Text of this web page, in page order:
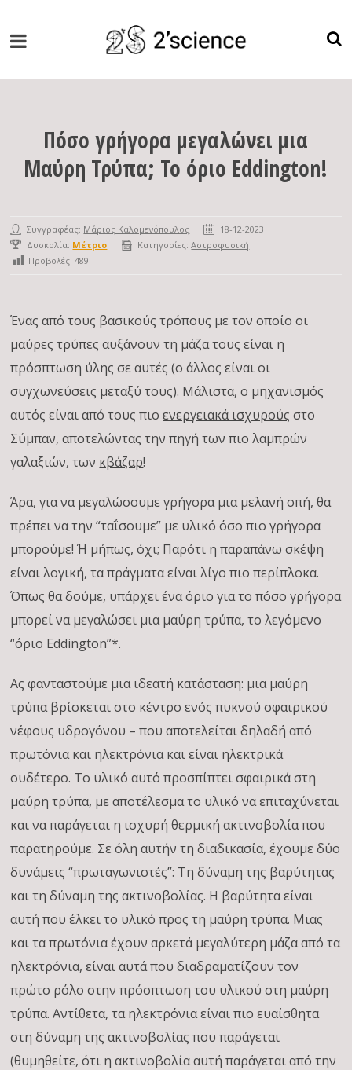
Πόσο γρήγορα μεγαλώνει μια
Μαύρη Τρύπα; Το όριο Eddington!
Συγγραφέας: Μάριος Καλομενόπουλος
18-12-2023
Δυσκολία: Μέτριο Κατηγορίες:Αστροφυσική
Προβολές: 489
Ένας από τους βασικούς τρόπους με τον οποίο οι
μαύρες τρύπες αυξάνουν τη μάζα τους είναι η
πρόσπτωση ύλης σε αυτές (ο άλλος είναι οι
συγχωνεύσεις μεταξύ τους). Μάλιστα, ο μηχανισμός
αυτός είναι από τους πιοενεργειακά ισχυρούς στο
Σύμπαν, αποτελώντας την πηγή των πιο λαμπρών
γαλαξιών, των κβάζαρ!
Άρα, για να μεγαλώσουμε γρήγορα μια μελανή οπή, θα
πρέπει να την “ταΐσουμε” με υλικό όσο πιο γρήγορα
μπορούμε! Ή μήπως, όχι; Παρότι η παραπάνω σκέψη
είναι λογική, τα πράγματα είναι λίγο πιο περίπλοκα.
Όπως θα δούμε, υπάρχει ένα όριο για το πόσο γρήγορα
μπορεί να μεγαλώσει μια μαύρη τρύπα, το λεγόμενο
“όριο Eddington”*.
Ας φανταστούμε μια ιδεατή κατάσταση: μια μαύρη
τρύπα βρίσκεται στο κέντρο ενός πυκνού σφαιρικού
νέφους υδρογόνου – που αποτελείται δηλαδή από
πρωτόνια και ηλεκτρόνια και είναι ηλεκτρικά
ουδέτερο. Το υλικό αυτό προσπίπτει σφαιρικά στη
μαύρη τρύπα, με αποτέλεσμα το υλικό να επιταχύνεται
και να παράγεται η ισχυρή θερμική ακτινοβολία που
παρατηρούμε. Σε όλη αυτήν τη διαδικασία, έχουμε δύο
δυνάμεις “πρωταγωνιστές”: Τη δύναμη της βαρύτητας
και τη δύναμη της ακτινοβολίας. Η βαρύτητα είναι
αυτή που έλκει το υλικό προς τη μαύρη τρύπα. Μιας
και τα πρωτόνια έχουν αρκετά μεγαλύτερη μάζα από τα
ηλεκτρόνια, είναι αυτά που διαδραματίζουν τον
πρώτο ρόλο στην πρόσπτωση του υλικού στη μαύρη
τρύπα. Αντίθετα, τα ηλεκτρόνια είναι πιο ευαίσθητα
στη δύναμη της ακτινοβολίας που παράγεται
(θυμηθείτε, ότι η ακτινοβολία αυτή παράγεται από την